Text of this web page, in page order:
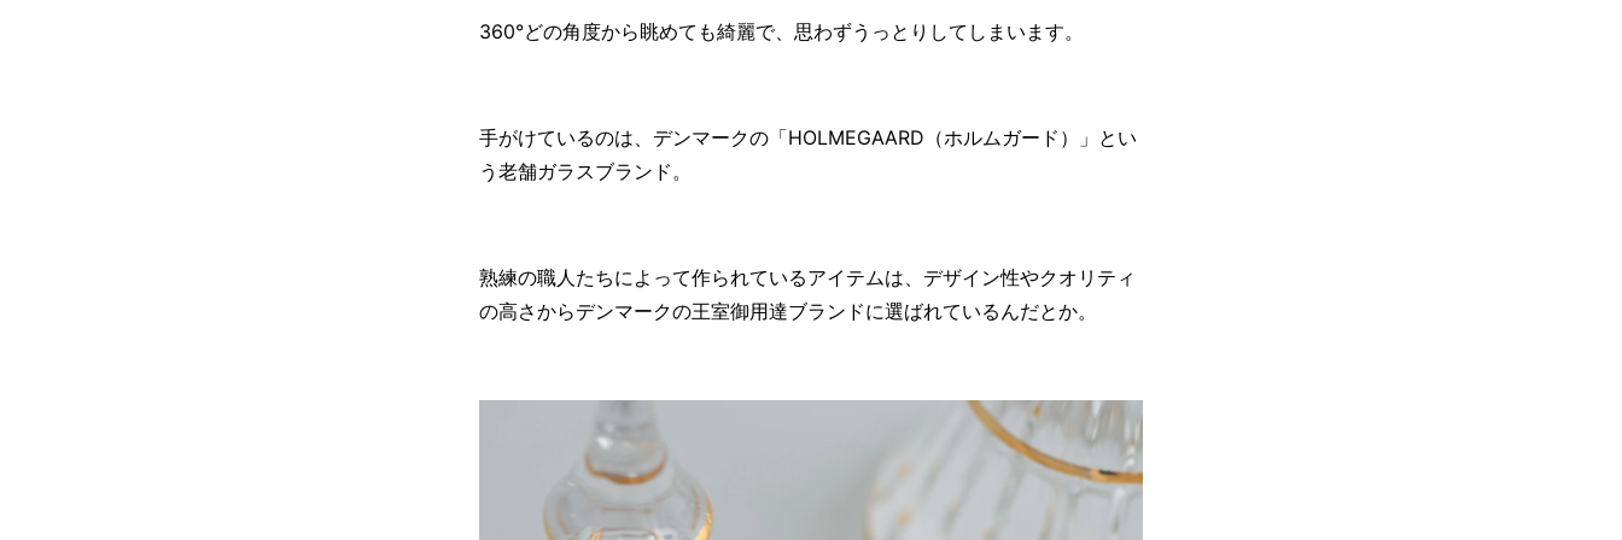
360°どの角度から眺めても綺麗で、思わずうっとりしてしまいます。
手がけているのは、デンマークの「HOLMEGAARD（ホルムガード）」とい
う老舗ガラスブランド。
熟練の職人たちによって作られているアイテムは、デザイン性やクオリティ
の高さからデンマークの王室御用達ブランドに選ばれているんだとか。